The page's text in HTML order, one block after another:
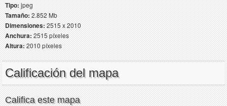
Tipo:jpeg
Tamaño:2.852 Mb
Dimensiones:2515 x 2010
Anchura:2515 píxeles
Altura:2010 píxeles
Calificación del mapa
Califica este mapa